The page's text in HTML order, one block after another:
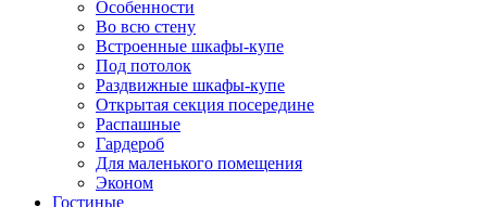
Особенности
Во всю стену
Встроенные шкафы-купе
Под потолок
Раздвижные шкафы-купе
Открытая секция посередине
Распашные
Гардероб
Для маленького помещения
Эконом
Гостиные